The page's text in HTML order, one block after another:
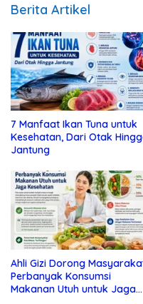
Berita Artikel
7 Manfaat Ikan Tuna untuk
Kesehatan, Dari Otak
Jantung
Ahli Gizi Dorong
Perbanyak Konsumsi
Makanan Utuh untuk Jaga